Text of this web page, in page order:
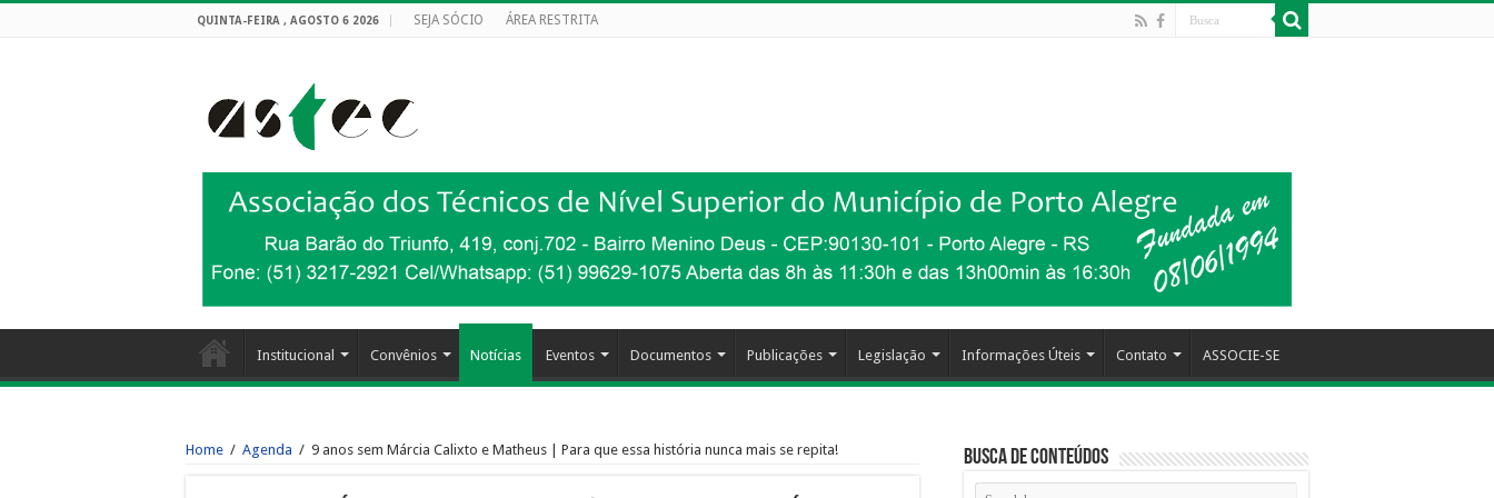
QUINTA-FEIRA , AGOSTO 6 2026 SEJA SÓCIO ÁREA RESTRITA
Institucional Convênios Notícias Eventos Documentos Publicações Legislação Informações Úteis Contato ASSOCIE-SE
Home / Agenda / 9 anos sem Márcia Calixto e Matheus | Para que essa história nunca mais se repita! Busca de Conteúdos